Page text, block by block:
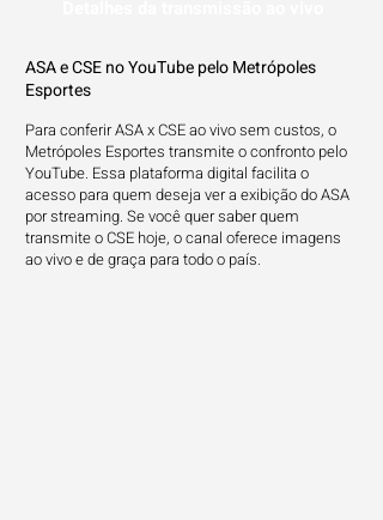
ASA e CSE no YouTube pelo Metrópoles
Esportes
Para conferir ASA x CSE ao vivo sem custos, o
Metrópoles Esportes transmite o confronto pelo
YouTube. Essa plataforma digital facilita o
acesso para quem deseja ver a exibição do ASA
por streaming. Se você quer saber quem
transmite o CSE hoje, o canal oferece imagens
ao vivo e de graça para todo o país.